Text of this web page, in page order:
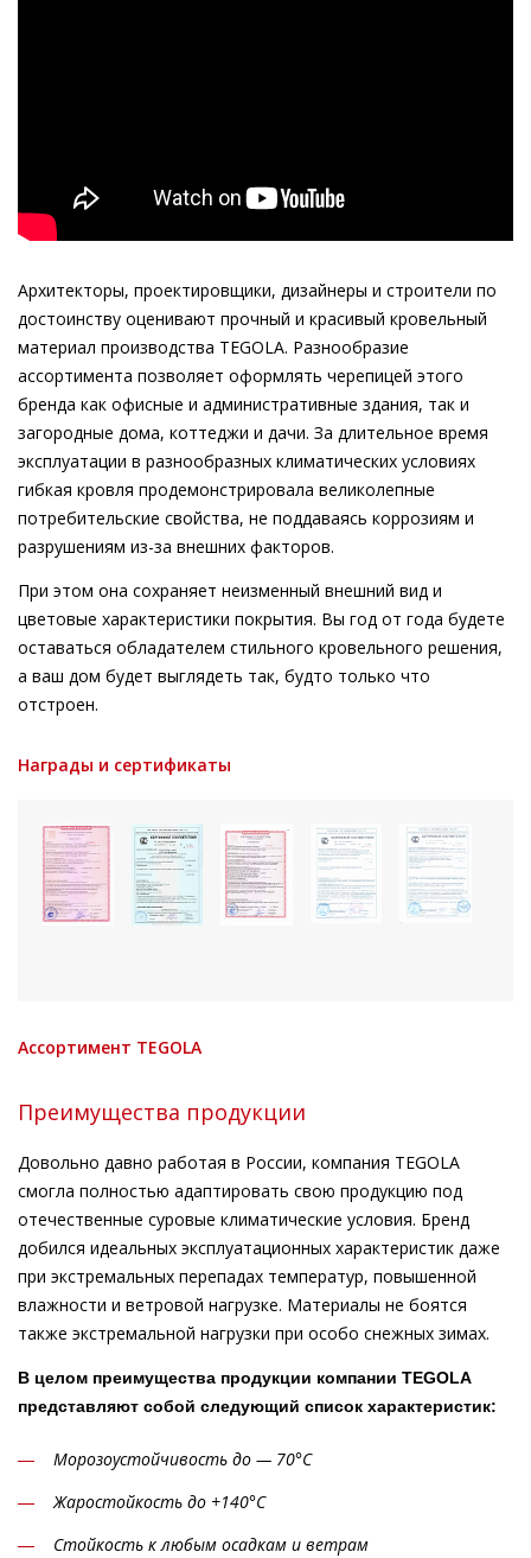
Архитекторы, проектировщики, дизайнеры и строители по
достоинству оценивают прочный и красивый кровельный
материал производства TEGOLA. Разнообразие
ассортимента позволяет оформлять черепицей этого
бренда как офисные и административные здания, так и
загородные дома, коттеджи и дачи. За длительное время
эксплуатации в разнообразных климатических условиях
гибкая кровля продемонстрировала великолепные
потребительские свойства, не поддаваясь коррозиям и
разрушениям из-за внешних факторов.
При этом она сохраняет неизменный внешний вид и
цветовые характеристики покрытия. Вы год от года будете
оставаться обладателем стильного кровельного решения,
а ваш дом будет выглядеть так, будто только что
отстроен.
Награды и сертификаты
Ассортимент TEGOLA
Преимущества продукции
Довольно давно работая в России, компания TEGOLA
смогла полностью адаптировать свою продукцию под
отечественные суровые климатические условия. Бренд
добился идеальных эксплуатационных характеристик даже
при экстремальных перепадах температур, повышенной
влажности и ветровой нагрузке. Материалы не боятся
также экстремальной нагрузки при особо снежных зимах.
В целом преимущества продукции компании TEGOLA
представляют собой следующий список характеристик:
Морозоустойчивость до — 70°С
Жаростойкость до +140°С
Стойкость к любым осадкам и ветрам